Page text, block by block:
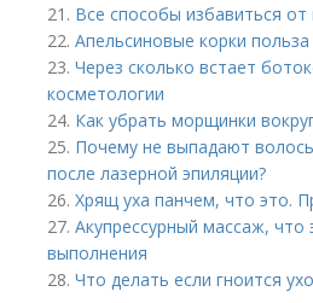
21. Все способы избавиться
22. Апельсиновые корки
23. Через сколько встает
косметологии
24. Как убрать морщинки
25. Почему не выпадают
после лазерной эпиляции?
26. Хрящ уха панчем, что это.
27. Акупрессурный массаж, что
выполнения
28. Что делать если гноится